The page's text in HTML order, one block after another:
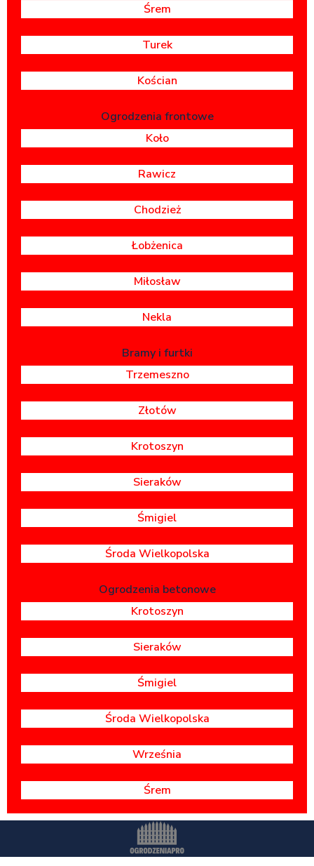
Śrem
Turek
Kościan
Ogrodzenia frontowe
Koło
Rawicz
Chodzież
Łobżenica
Miłosław
Nekla
Bramy i furtki
Trzemeszno
Złotów
Krotoszyn
Sieraków
Śmigiel
Środa Wielkopolska
Ogrodzenia betonowe
Krotoszyn
Sieraków
Śmigiel
Środa Wielkopolska
Września
Śrem